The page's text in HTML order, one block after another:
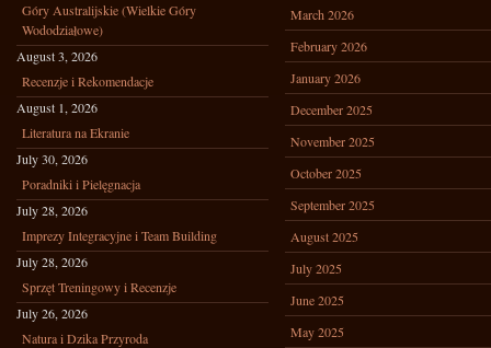
Góry Australijskie (Wielkie Góry
Wododziałowe)
August 3, 2026
Recenzje i Rekomendacje
August 1, 2026
Literatura na Ekranie
July 30, 2026
Poradniki i Pielęgnacja
July 28, 2026
Imprezy Integracyjne i Team Building
July 28, 2026
Sprzęt Treningowy i Recenzje
July 26, 2026
Natura i Dzika Przyroda
March 2026
February 2026
January 2026
December 2025
November 2025
October 2025
September 2025
August 2025
July 2025
June 2025
May 2025